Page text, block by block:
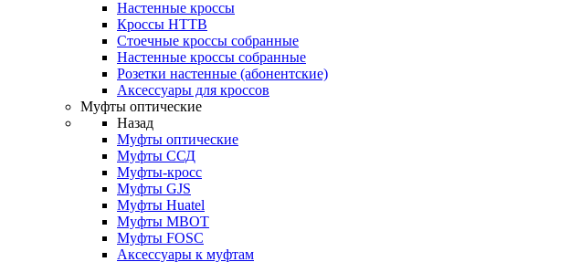
Настенные кроссы
Кроссы HTTB
Стоечные кроссы собранные
Настенные кроссы собранные
Розетки настенные (абонентские)
Аксессуары для кроссов
Муфты оптические
Назад
Муфты оптические
Муфты ССД
Муфты-кросс
Муфты GJS
Муфты Huatel
Муфты МВОТ
Муфты FOSC
Аксессуары к муфтам